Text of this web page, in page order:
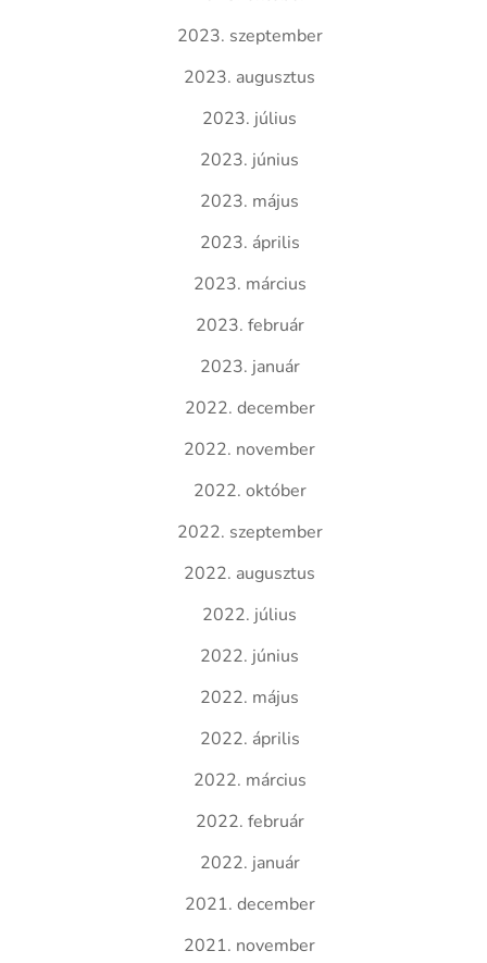
2023. szeptember
2023. augusztus
2023. július
2023. június
2023. május
2023. április
2023. március
2023. február
2023. január
2022. december
2022. november
2022. október
2022. szeptember
2022. augusztus
2022. július
2022. június
2022. május
2022. április
2022. március
2022. február
2022. január
2021. december
2021. november